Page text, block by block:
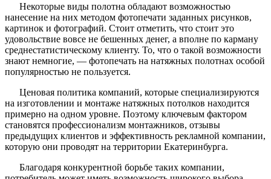
Некоторые виды полотна обладают возможностью
нанесение на них методом фотопечати заданных рисунков,
картинок и фотографий. Стоит отметить, что стоит это
удовольствие вовсе не бешенных денег, а вполне по карману
среднестатистическому клиенту. То, что о такой возможности
знают немногие, — фотопечать на натяжных полотнах особой
популярностью не пользуется.
Ценовая политика компаний, которые специализируются
на изготовлении и монтаже натяжных потолков находится
примерно на одном уровне. Поэтому ключевым фактором
становятся профессионализм монтажников, отзывы
предыдущих клиентов и эффективность рекламной компании,
которую они проводят на территории Екатеринбурга.
Благодаря конкурентной борьбе таких компании,